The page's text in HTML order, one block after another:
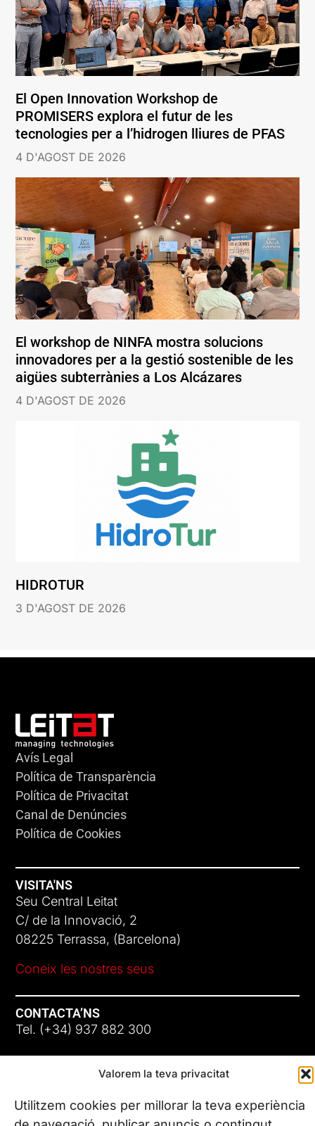
Valorem la teva privacitat
Utilitzem cookies per millorar la teva experiència
El Open Innovation Workshop de
PROMISERS explora el futur de les
tecnologies per a l’hidrogen lliures de PFAS
4 D'AGOST DE 2026
El workshop de NINFA mostra solucions
innovadores per a la gestió sostenible de les
aigües subterrànies a Los Alcázares
4 D'AGOST DE 2026
HIDROTUR
3 D'AGOST DE 2026
Avís Legal
Política de Transparència
Política de Privacitat
Canal de Denúncies
Política de Cookies
VISITA'NS
Seu Central Leitat
C/ de la Innovació, 2
08225 Terrassa, (Barcelona)
Coneix les nostres seus
CONTACTA’NS
Tel. (+34) 937 882 300